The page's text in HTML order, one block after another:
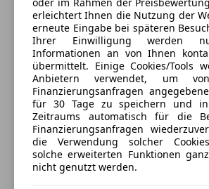
Anhängerkupplung
Elektronische Parkbremse
Innenspiegel automatisch
Notrad
Sportfahrwerk
Sportsitze
Touchscreen
Deine Nachricht
3 ähnliche Fahrzeuge
erleichtert Ihnen die Nutzung der
erneute Eingabe bei späteren
Ihrer Einwilligung werden
Informationen an von Ihnen
übermittelt. Einige Cookies/Tools
Anbietern verwendet, um
Finanzierungsanfragen
für 30 Tage zu speichern und
Zeitraums automatisch für die
Finanzierungsanfragen
die Verwendung solcher
solche erweiterten Funktionen
nicht genutzt werden.